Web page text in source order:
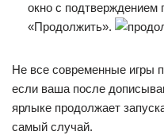
окно с подтверждением
«Продолжить».
Не все современные игры
если ваша после
ярлыке продолжает
самый случай.